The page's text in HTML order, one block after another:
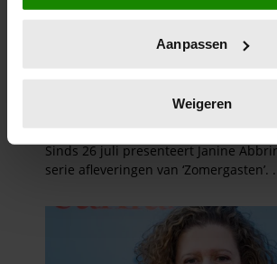
locatie, die tot een paar meter
scannen op specifieke
verwerkt en stel uw voorkeuren in het
intrekken in de Cookieverklaring.
personaliseren, om functies voor social
en om ons websiteverkeer te
informatie over uw gebruik van onze site
Aanpassen
Weigeren